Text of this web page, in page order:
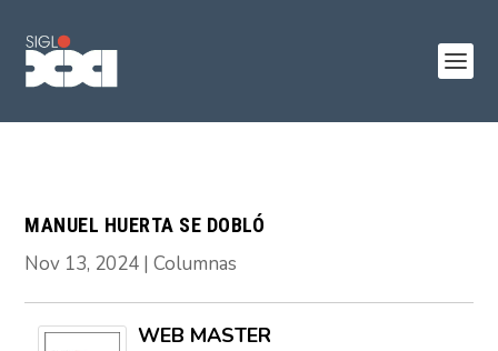
MANUEL HUERTA SE DOBLÓ
Nov 13, 2024 |Columnas
WEB MASTER